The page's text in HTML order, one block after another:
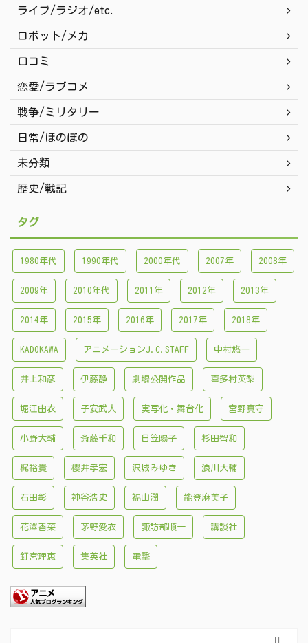
ライブ/ラジオ/etc.
ロボット/メカ
口コミ
恋愛/ラブコメ
戦争/ミリタリー
日常/ほのぼの
未分類
歴史/戦記
タグ
1980年代 1990年代 2000年代 2007年 2008年
2009年 2010年代 2011年 2012年 2013年
2014年 2015年 2016年 2017年 2018年
KADOKAWA アニメーションJ.C.STAFF 中村悠一
井上和彦 伊藤静 劇場公開作品 喜多村英梨
堀江由衣 子安武人 実写化・舞台化 宮野真守
小野大輔 斎藤千和 日笠陽子 杉田智和
梶裕貴 櫻井孝宏 沢城みゆき 浪川大輔
石田彰 神谷浩史 福山潤 能登麻美子
花澤香菜 茅野愛衣 諏訪部順一 講談社
釘宮理恵 集英社 電撃